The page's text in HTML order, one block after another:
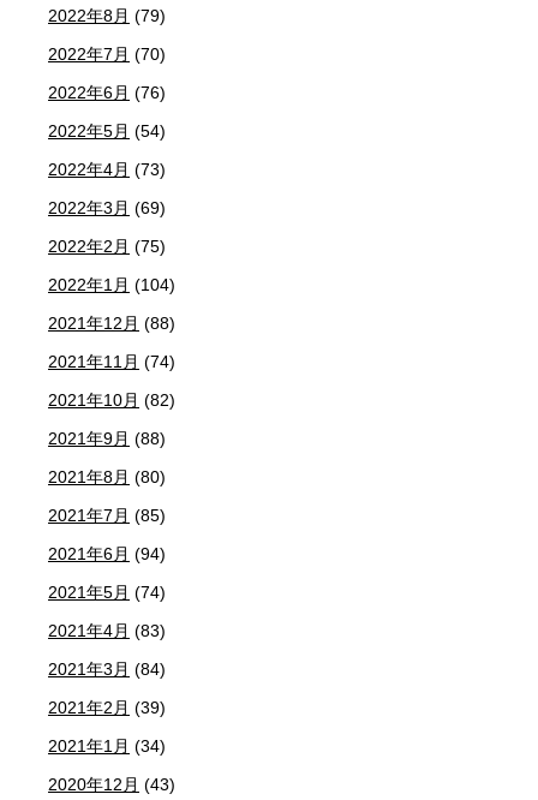
2022年8月 (79)
2022年7月 (70)
2022年6月 (76)
2022年5月 (54)
2022年4月 (73)
2022年3月 (69)
2022年2月 (75)
2022年1月 (104)
2021年12月 (88)
2021年11月 (74)
2021年10月 (82)
2021年9月 (88)
2021年8月 (80)
2021年7月 (85)
2021年6月 (94)
2021年5月 (74)
2021年4月 (83)
2021年3月 (84)
2021年2月 (39)
2021年1月 (34)
2020年12月 (43)